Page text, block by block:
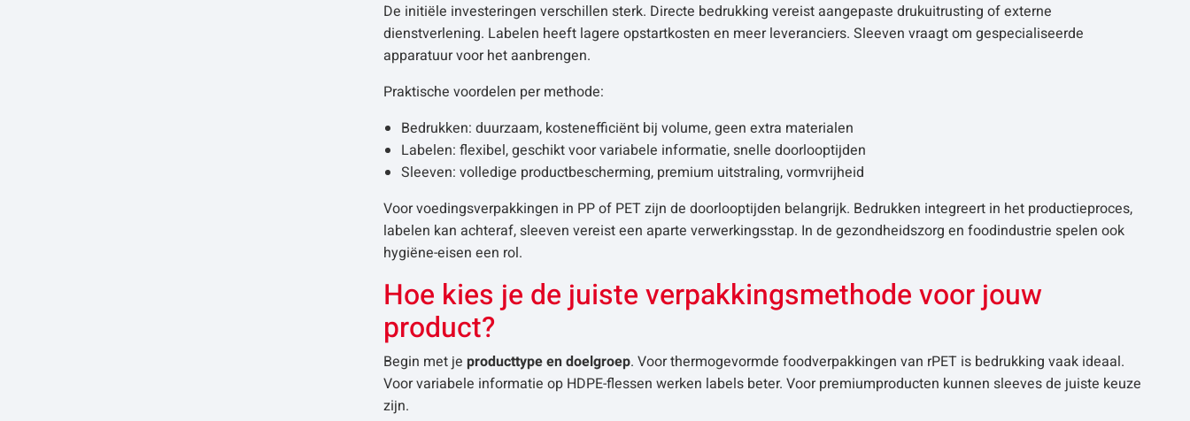
De initiële investeringen verschillen sterk. Directe bedrukking vereist aangepaste drukuitrusting of externe
dienstverlening. Labelen heeft lagere opstartkosten en meer leveranciers. Sleeven vraagt om gespecialiseerde
apparatuur voor het aanbrengen.
Praktische voordelen per methode:
Bedrukken: duurzaam, kostenefficiënt bij volume, geen extra materialen
Labelen: flexibel, geschikt voor variabele informatie, snelle doorlooptijden
Sleeven: volledige productbescherming, premium uitstraling, vormvrijheid
Voor voedingsverpakkingen in PP of PET zijn de doorlooptijden belangrijk. Bedrukken integreert in het productieproces,
labelen kan achteraf, sleeven vereist een aparte verwerkingsstap. In de gezondheidszorg en foodindustrie spelen ook
hygiëne-eisen een rol.
Hoe kies je de juiste verpakkingsmethode voor jouw
product?
Begin met jeproducttype en doelgroep. Voor thermogevormde foodverpakkingen van rPET is bedrukking vaak ideaal.
Voor variabele informatie op HDPE-flessen werken labels beter. Voor premiumproducten kunnen sleeves de juiste keuze
zijn.